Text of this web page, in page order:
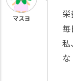
栄
毎
私
な